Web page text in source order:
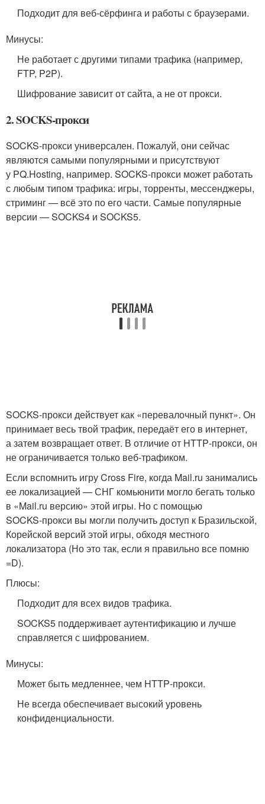
Подходит для веб‑сёрфинга и работы с браузерами.
Минусы:
Не работает с другими типами трафика (например,
FTP, P2P).
Шифрование зависит от сайта, а не от прокси.
2. SOCKS-прокси
SOCKS‑прокси универсален. Пожалуй, они сейчас
являются самыми популярными и присутствуют
у PQ.Hosting, например. SOCKS‑прокси может работать
с любым типом трафика: игры, торренты, мессенджеры,
стриминг — всё это по его части. Самые популярные
версии — SOCKS4 и SOCKS5.
SOCKS‑прокси действует как «перевалочный пункт». Он
принимает весь твой трафик, передаёт его в интернет,
а затем возвращает ответ. В отличие от HTTP‑прокси, он
не ограничивается только веб‑трафиком.
Если вспомнить игру Cross Fire, когда Mail.ru занимались
ее локализацией — СНГ комьюнити могло бегать только
в «Mail.ru версию» этой игры. Но с помощью
SOCKS‑прокси вы могли получить доступ к Бразильской,
Корейской версий этой игры, обходя местного
локализатора (Но это так, если я правильно все помню
=D).
Плюсы:
Подходит для всех видов трафика.
SOCKS5 поддерживает аутентификацию и лучше
справляется с шифрованием.
Минусы:
Может быть медленнее, чем HTTP‑прокси.
Не всегда обеспечивает высокий уровень
конфиденциальности.